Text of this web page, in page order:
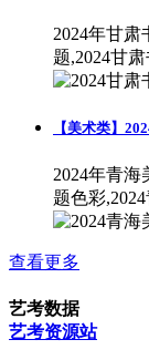
2024年甘
题,2024甘
【美术类】
2024年青
题色彩
查看更多
艺考数据
艺考资源站